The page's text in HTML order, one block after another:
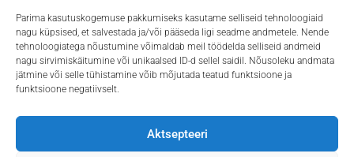
Parima kasutuskogemuse pakkumiseks kasutame selliseid tehnoloogiaid
nagu küpsised, et salvestada ja/või pääseda ligi seadme andmetele. Nende
tehnoloogiatega nõustumine võimaldab meil töödelda selliseid andmeid
nagu sirvimiskäitumine või unikaalsed ID-d sellel saidil. Nõusoleku andmata
jätmine või selle tühistamine võib mõjutada teatud funktsioone ja
funktsioone negatiivselt.
Aktsepteeri
we@freyaframes.eu
Freya Frames on
Germany
and all
over the
EU
Freyaframes
Meremessil:
meie lemmik
tooted
veebruar 26,
Boot Düsseldorf
2026: the sailing
highlights
cookies
and
enable
this